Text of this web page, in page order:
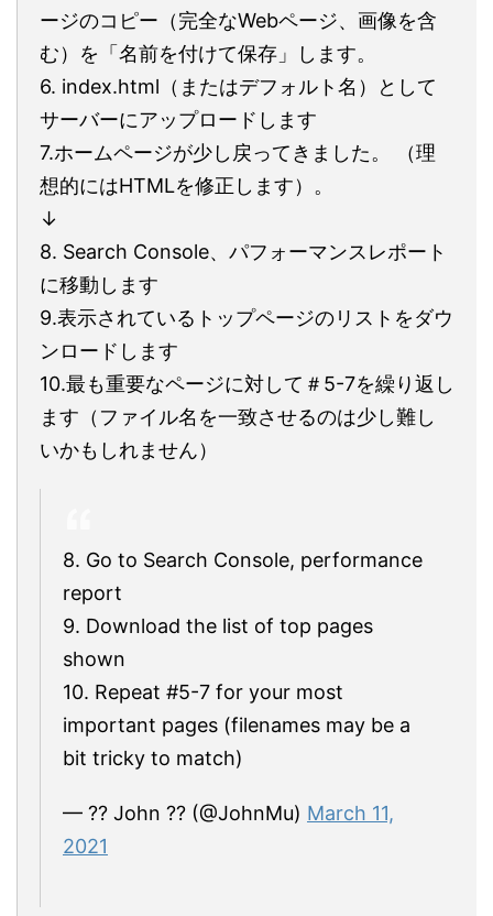
ージのコピー（完全なWebページ、画像を含
む）を「名前を付けて保存」します。
6. index.html（またはデフォルト名）として
サーバーにアップロードします
7.ホームページが少し戻ってきました。 （理
想的にはHTMLを修正します）。
↓
8. Search Console、パフォーマンスレポート
に移動します
9.表示されているトップページのリストをダウ
ンロードします
10.最も重要なページに対して＃5-7を繰り返し
ます（ファイル名を一致させるのは少し難し
いかもしれません）
8. Go to Search Console, performance
report
9. Download the list of top pages
shown
10. Repeat #5-7 for your most
important pages (filenames may be a
bit tricky to match)
— ?? John ?? (@JohnMu) March 11,
2021